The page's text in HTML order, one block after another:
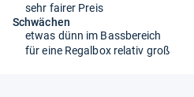
sehr fairer Preis
Schwächen
etwas dünn im Bassbereich
für eine Regalbox relativ groß